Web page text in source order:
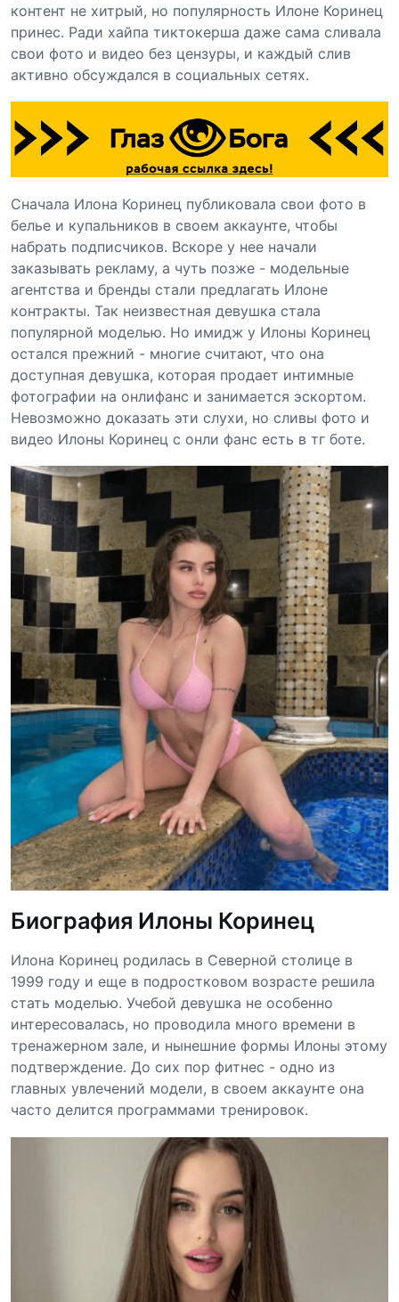
контент не хитрый, но популярность Илоне Коринец
принес. Ради хайпа тиктокерша даже сама сливала
свои фото и видео без цензуры, и каждый слив
активно обсуждался в социальных сетях.
Сначала Илона Коринец публиковала свои фото в
белье и купальников в своем аккаунте, чтобы
набрать подписчиков. Вскоре у нее начали
заказывать рекламу, а чуть позже - модельные
агентства и бренды стали предлагать Илоне
контракты. Так неизвестная девушка стала
популярной моделью. Но имидж у Илоны Коринец
остался прежний - многие считают, что она
доступная девушка, которая продает интимные
фотографии на онлифанс и занимается эскортом.
Невозможно доказать эти слухи, но сливы фото и
видео Илоны Коринец с онли фанс есть в тг боте.
Биография Илоны Коринец
Илона Коринец родилась в Северной столице в
1999 году и еще в подростковом возрасте решила
стать моделью. Учебой девушка не особенно
интересовалась, но проводила много времени в
тренажерном зале, и нынешние формы Илоны этому
подтверждение. До сих пор фитнес - одно из
главных увлечений модели, в своем аккаунте она
часто делится программами тренировок.